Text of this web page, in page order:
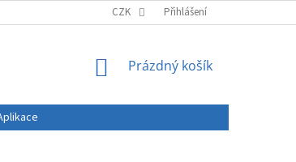
OCHRANY OSOBNÍCH ÚDAJŮ DOPRAVA A PLATBA
CZK Přihlášení
NÁKUPNÍ
Prázdný košík